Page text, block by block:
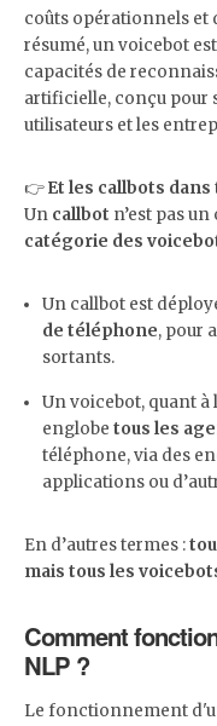
coûts opérationnels et
résumé, un voicebot
capacités de
artificielle, conçu pour
utilisateurs et les
​👉Et les callbots dans
Un callbot n’est pas
catégorie des
Un callbot est
de téléphone, pour
sortants.
Un voicebot, quant à
englobe tous les
téléphone, via des
applications ou
En d’autres termes :
mais tous les
Comment
NLP ?
Le fonctionnement